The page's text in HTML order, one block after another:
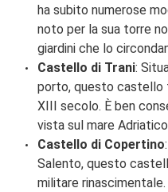
ha subito numerose
noto per la sua torre
giardini che lo
Castello di Trani:
porto, questo castello
XIII secolo. È ben
vista sul mare
Castello di Copertino
Salento, questo
militare